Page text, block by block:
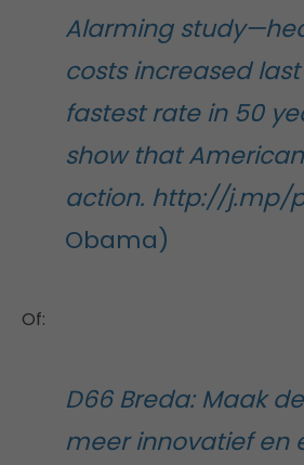
Alarming
costs increased
fastest rate in 50
show that
action. http://j.mp/
Obama)
Of:
D66 Breda: Maak
meer innovatief en